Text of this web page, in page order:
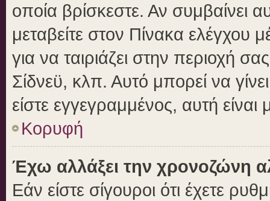
οποία βρίσκεστε. Αν συμβαίνει
μεταβείτε στον Πίνακα ελέγχου
για να ταιριάζει στην περιοχή
Σίδνεϋ, κλπ. Αυτό μπορεί να
είστε εγγεγραμμένος, αυτή είναι
Κορυφή
Έχω αλλάξει την χρονοζώνη
Εάν είστε σίγουροι ότι έχετε